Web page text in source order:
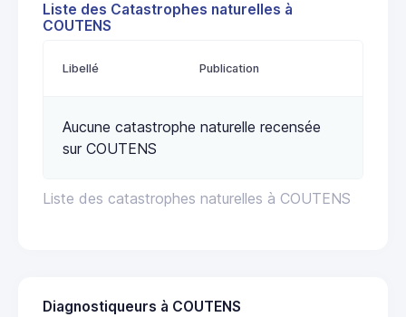
Liste des Catastrophes naturelles à
COUTENS
Liste des catastrophes naturelles à COUTENS
Libellé Publication
Aucune catastrophe naturelle recensée
sur COUTENS
Diagnostiqueurs à COUTENS